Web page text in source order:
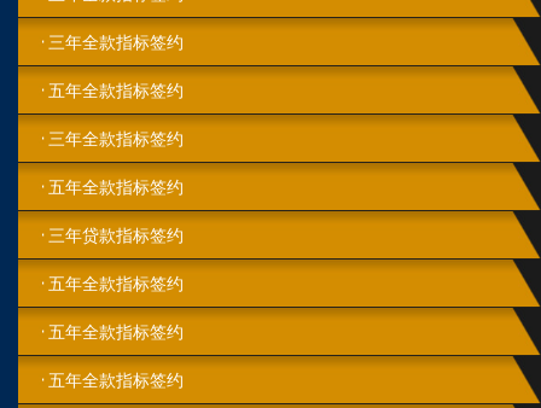
三年全款指标签约
五年全款指标签约
三年全款指标签约
五年全款指标签约
三年贷款指标签约
五年全款指标签约
五年全款指标签约
五年全款指标签约